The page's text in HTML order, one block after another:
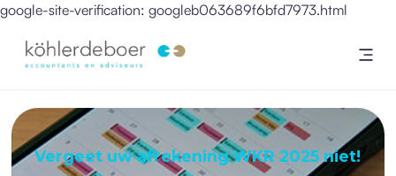
google-site-verification: googleb063689f6bfd7973.html
Vergeet uw afrekening WKR 2025 niet!